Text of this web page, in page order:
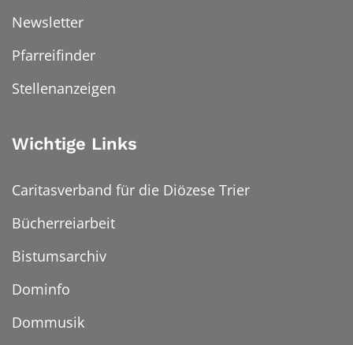
Newsletter
Pfarreifinder
Stellenanzeigen
Wichtige Links
Caritasverband für die Diözese Trier
Bücherreiarbeit
Bistumsarchiv
Dominfo
Dommusik